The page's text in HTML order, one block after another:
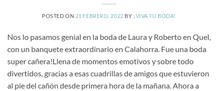
POSTED ON 21 FEBRERO, 2022 BY ¡VIVA TU BODA!
Nos lo pasamos genial en la boda de Laura y Roberto en Quel,
con un banquete extraordinario en Calahorra. Fue una boda
super cañera!Llena de momentos emotivos y sobre todo
divertidos, gracias a esas cuadrillas de amigos que estuvieron
al pie del cañón desde primera hora de la mañana. Ahora a